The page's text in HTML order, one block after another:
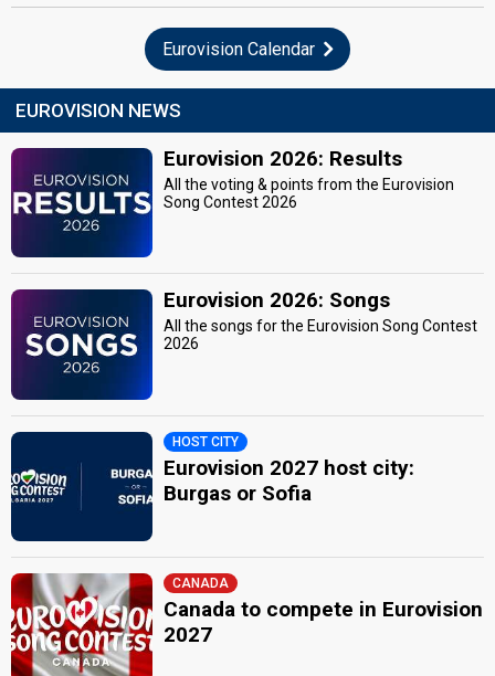
Eurovision Calendar
EUROVISION NEWS
Eurovision 2026: Results
All the voting & points from the Eurovision
Song Contest 2026
Eurovision 2026: Songs
All the songs for the Eurovision Song Contest
2026
HOST CITY
Eurovision 2027 host city:
Burgas or Sofia
CANADA
Canada to compete in Eurovision
2027